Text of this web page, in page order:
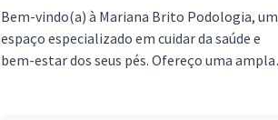
Bem-vindo(a) à Mariana Brito Podologia, um
espaço especializado em cuidar da saúde e
bem-estar dos seus pés. Ofereço uma ampla